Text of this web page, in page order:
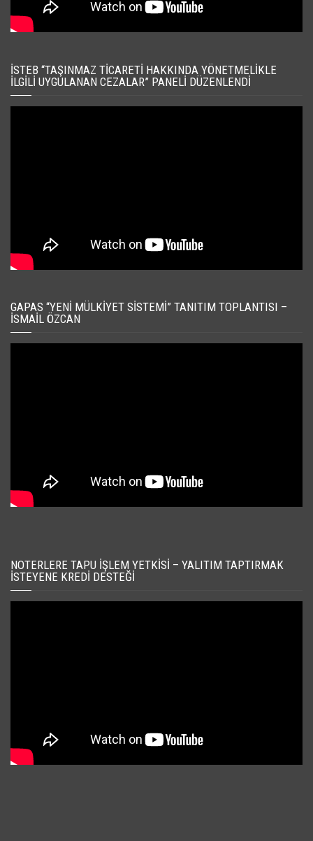
İSTEB “TAŞINMAZ TICARETI HAKKINDA YÖNETMELIKLE
İLGILI UYGULANAN CEZALAR” PANELI DÜZENLENDI
GAPAS “YENI MÜLKIYET SISTEMI” TANITIM TOPLANTISI –
İSMAIL ÖZCAN
NOTERLERE TAPU İŞLEM YETKISI – YALITIM TAPTIRMAK
İSTEYENE KREDI DESTEĞI